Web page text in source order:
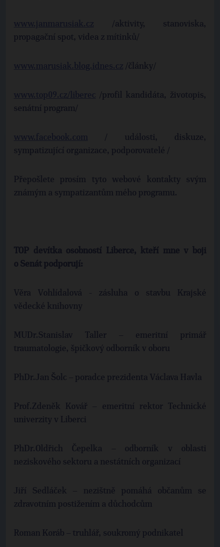
/aktivity, stanoviska,
propagační spot, videa z mítinků/
/články/
/profil kandidáta, životopis,
senátní program/
/ události, diskuze,
sympatizující organizace, podporovatelé /
Přepošlete prosím tyto webové kontakty svým
známým a sympatizantům mého programu.
TOP devítka osobností Liberce, kteří mne v boji
o Senát podporují:
Věra Vohlídalová - zásluha o stavbu Krajské
vědecké knihovny
MUDr.Stanislav Taller – emeritní primář
traumatologie, špičkový odborník v oboru
PhDr.Jan Šolc – poradce prezidenta Václava Havla
Prof.Zdeněk Kovář – emeritní rektor Technické
univerzity v Liberci
PhDr.Oldřich Čepelka – odborník v oblasti
neziskového sektoru a nestátních organizací
Jiří Sedláček – nezištně pomáhá občanům se
zdravotním postižením a důchodcům
Roman Koráb – truhlář, soukromý podnikatel